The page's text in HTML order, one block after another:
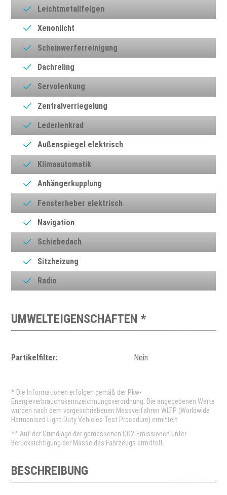
Leichtmetallfelgen
Xenonlicht
Scheinwerferreinigung
Dachreling
Servolenkung
Zentralverriegelung
Lederlenkrad
Außenspiegel elektrisch
Klimaautomatik
Anhängerkupplung
Fensterheber elektrisch
Navigation
Schiebedach
Sitzheizung
Radio
UMWELTEIGENSCHAFTEN *
Partikelfilter: Nein
* Die Informationen erfolgen gemäß der Pkw-
Energieverbrauchskennzeichnungsverordnung. Die angegebenen Werte
wurden nach dem vorgeschriebenen Messverfahren WLTP (Worldwide
Harmonised Light-Duty Vehicles Test Procedure) ermittelt.
** Auf der Grundlage der gemessenen CO2-Emissionen unter
Berücksichtigung der Masse des Fahrzeugs ermittelt.
BESCHREIBUNG